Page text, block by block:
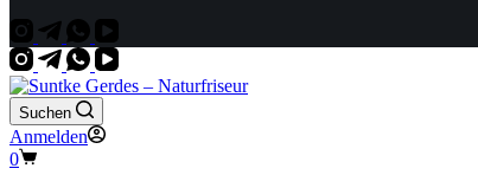
Suchen
Anmelden
Warenkorb
0